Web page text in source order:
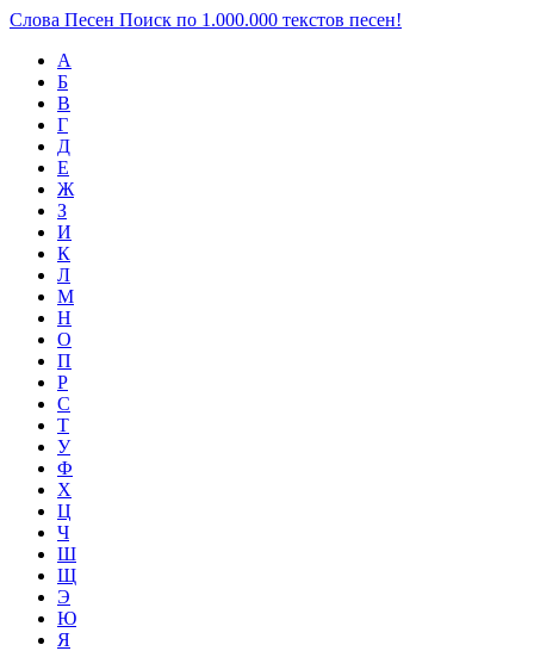
Слова Песен Поиск по 1.000.000 текстов песен!
А
Б
В
Г
Д
Е
Ж
З
И
К
Л
М
Н
О
П
Р
С
Т
У
Ф
Х
Ц
Ч
Ш
Щ
Э
Ю
Я